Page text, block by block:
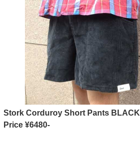
Stork Corduroy Short Pants BLACK
Price ¥6480-